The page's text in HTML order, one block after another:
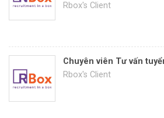
Rbox's Client
Chuyên viên Tư vấn
Rbox's Client